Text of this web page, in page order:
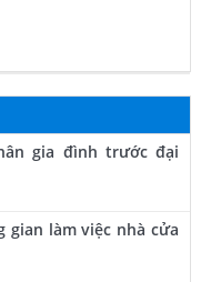
gia đình trước đại
gian làm việc nhà cửa